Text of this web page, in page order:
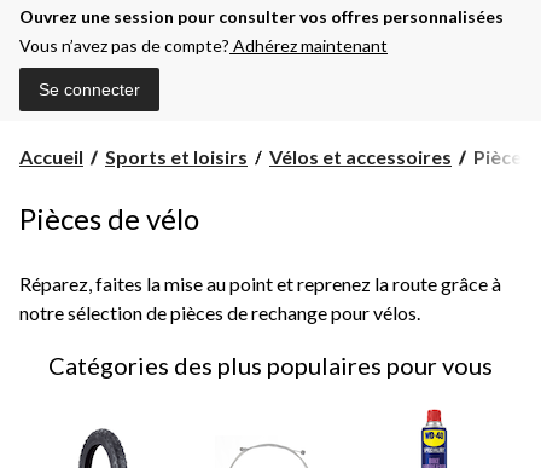
Ouvrez une session pour consulter vos offres personnalisées
Vous n’avez pas de compte? Adhérez maintenant
Se connecter
Accueil Sports et loisirs Vélos et accessoires Pièces
Pièces
Pièces de vélo
Réparez, faites la mise au point et reprenez la route grâce à
notre sélection de pièces de rechange pour vélos.
Catégories des plus populaires pour vous